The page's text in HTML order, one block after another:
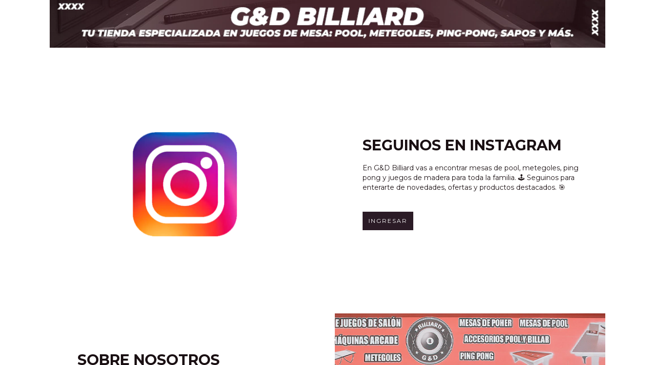
SEGUINOS EN INSTAGRAM
En G&D Billiard vas a encontrar mesas de pool, metegoles, ping
pong y juegos de madera para toda la familia. 🕹️ Seguinos para
enterarte de novedades, ofertas y productos destacados. 🎯
INGRESAR
SOBRE NOSOTROS